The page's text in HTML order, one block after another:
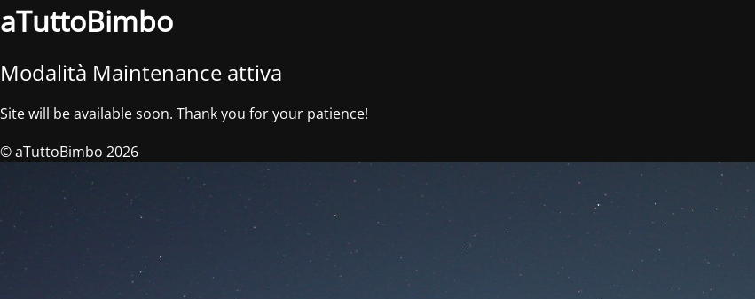
aTuttoBimbo
Modalità Maintenance attiva
Site will be available soon. Thank you for your patience!
© aTuttoBimbo 2026